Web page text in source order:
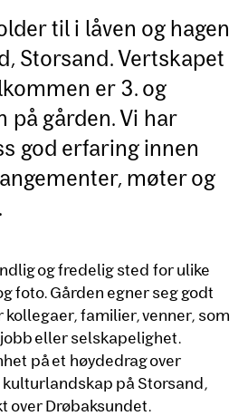
til i låven og hagen
Storsand. Vertskapet
er 3. og
på gården. Vi har
god erfaring innen
møter og
og fredelig sted for ulike
foto. Gården egner seg godt
familier, venner, som
eller selskapelighet.
på et høydedrag over
på Storsand,
over Drøbaksundet.